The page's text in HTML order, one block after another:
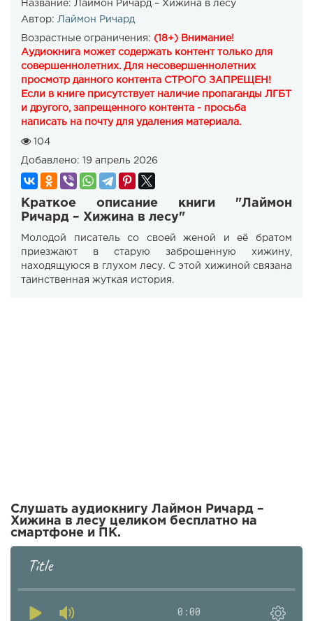
Название: Лаймон Ричард – Хижина в лесу
Автор: Лаймон Ричард
Возрастные ограничения: (18+) Внимание!
Аудиокнига может содержать контент только для
совершеннолетних. Для несовершеннолетних
просмотр данного контента СТРОГО ЗАПРЕЩЕН!
Если в книге присутствует наличие пропаганды ЛГБТ
и другого, запрещенного контента - просьба
написать на почту для удаления материала.
104
Добавлено: 19 апрель 2026
Краткое описание книги "Лаймон
Ричард – Хижина в лесу"
Молодой писатель со своей женой и её братом
приезжают в старую заброшенную хижину,
находящуюся в глухом лесу. С этой хижиной связана
таинственная жуткая история.
Слушать аудиокнигу Лаймон Ричард –
Хижина в лесу целиком бесплатно на
смартфоне и ПК.
Title
0:00